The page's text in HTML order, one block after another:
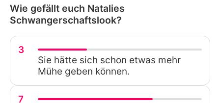
Wie gefällt euch Natalies
Schwangerschaftslook?
3
Sie hätte sich schon etwas mehr
Mühe geben können.
7